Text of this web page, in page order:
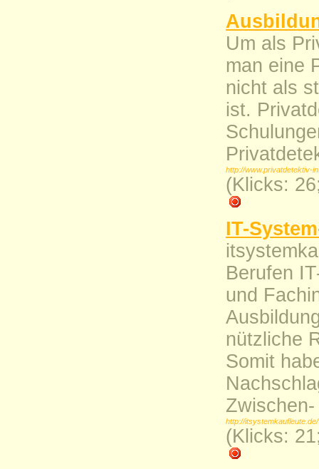
Um als
man eine
nicht als
ist.
http://www.privatdetektiv-
(Klicks:
IT-
Berufen
und
nützliche
Somit
http://itsystemkaufleute.de/
(Klicks: